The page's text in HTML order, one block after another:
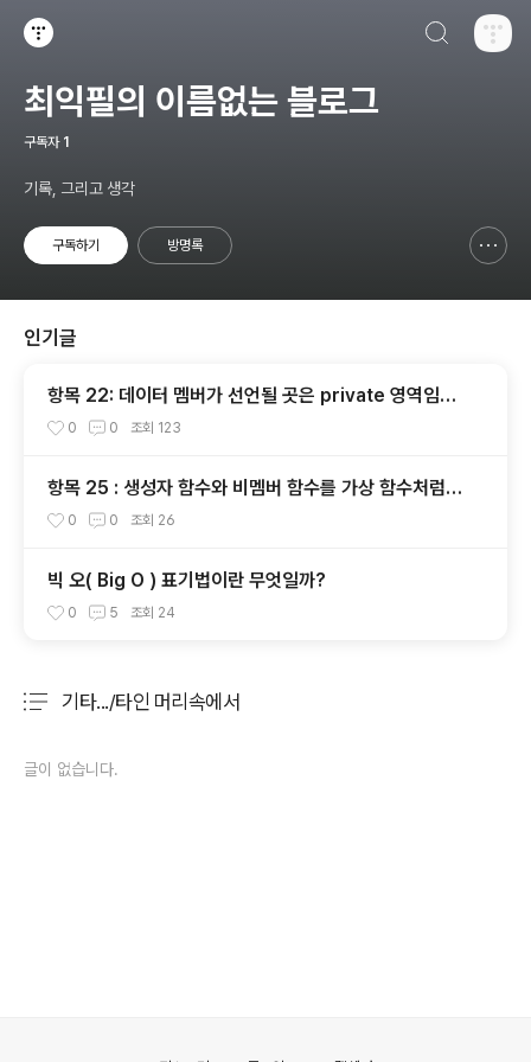
최익필의 이름없는 블로그
구독자 1
기록, 그리고 생각
구독하기 방명록
인기글
항목 22: 데이터 멤버가 선언될 곳은 private 영역임을
명심하자
0 0 조회 123
항목 25 : 생성자 함수와 비멤버 함수를 가상 함수처럼
만드는 방법
0 0 조회 26
빅 오( Big O ) 표기법이란 무엇일까?
0 5 조회 24
기타.../타인 머리속에서
글이 없습니다.